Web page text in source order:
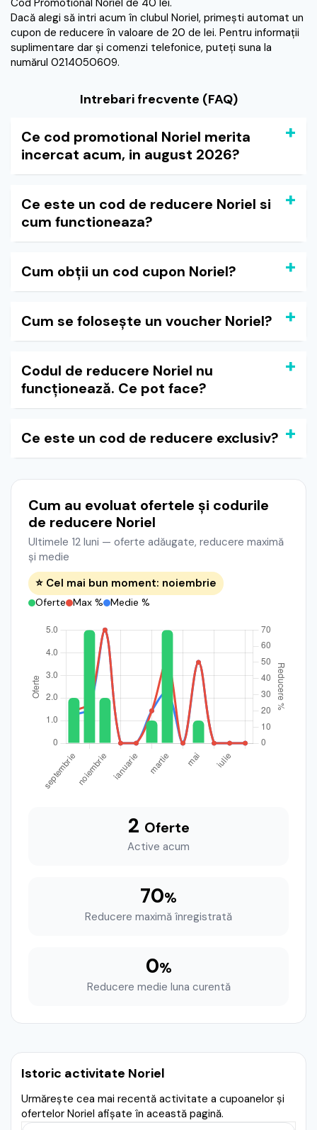
Cod Promotional Noriel de 40 lei.
Dacă alegi să intri acum în clubul Noriel, primeşti automat un
cupon de reducere în valoare de 20 de lei. Pentru informaţii
suplimentare dar şi comenzi telefonice, puteţi suna la
numărul 0214050609.
Intrebari frecvente (FAQ)
Ce cod promotional Noriel merita
incercat acum, in august 2026?
Ce este un cod de reducere Noriel si
cum functioneaza?
Cum obții un cod cupon Noriel?
Cum se folosește un voucher Noriel?
Codul de reducere Noriel nu
funcționează. Ce pot face?
Ce este un cod de reducere exclusiv?
Cum au evoluat ofertele și codurile
de reducere Noriel
Ultimele 12 luni — oferte adăugate, reducere maximă
și medie
⭐ Cel mai bun moment: noiembrie
Oferte Max % Medie %
2 Oferte
Active acum
70%
Reducere maximă înregistrată
0%
Reducere medie luna curentă
Istoric activitate Noriel
Urmărește cea mai recentă activitate a cupoanelor și
ofertelor Noriel afișate în această pagină.